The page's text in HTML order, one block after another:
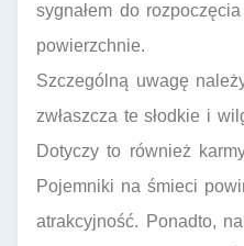
sygnałem do
powierzchnie.
Szczególną uwagę
zwłaszcza te słodkie i
Dotyczy to również
Pojemniki na śmieci
atrakcyjność. Ponadto,